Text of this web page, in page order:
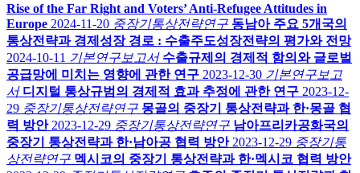
Rise of the Far Right and Voters’ Anti-Refugee Attitudes in
Europe 2024-11-20 중장기통상전략연구 동남아 주요 5개국의
통상전략과 경제성장 경로 : 수출주도성장전략의 평가와 전망
2024-10-11 기본연구보고서 수출규제의 경제적 함의와 글로벌
공급망에 미치는 영향에 관한 연구 2023-12-30 기본연구보고
서 디지털 통상규범의 경제적 효과 추정에 관한 연구 2023-12-
29 중장기통상전략연구 몽골의 중장기 통상전략과 한·몽골 협
력 방안 2023-12-29 중장기통상전략연구 남아프리카공화국의
중장기 통상전략과 한·남아공 협력 방안 2023-12-29 중장기통
상전략연구 멕시코의 중장기 통상전략과 한·멕시코 협력 방안